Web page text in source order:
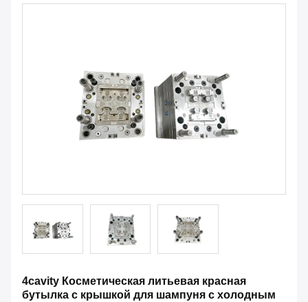
4cavity Косметическая литьевая красная
бутылка с крышкой для шампуня с холодным